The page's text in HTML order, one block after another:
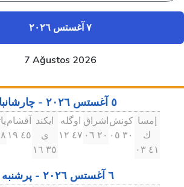
٧ آغستس ۲۰۲٦
7 Ağustos 2026
٥ آغستس ۲۰۲٦ - چارشانبا
إمسا
ك
٤۱ ۰۳
كونش
۳۰ ۰٥
اشراق
۲۰ ۰٦
اوگله
٤٧ ۱۲
ايكند
ى
۳٥ ۱٦
آقشام
٤٥ ۱٩
٦ آغستس ۲۰۲٦ - پرشنبه